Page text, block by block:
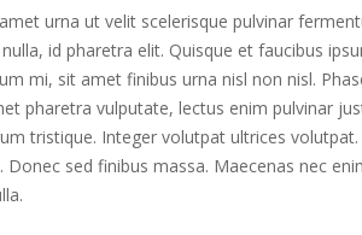
urna ut velit scelerisque pulvinar
id pharetra elit. Quisque et faucibus
mi, sit amet finibus urna nisl non nisl.
pharetra vulputate, lectus enim pulvinar
tristique. Integer volutpat ultrices
Donec sed finibus massa. Maecenas nec